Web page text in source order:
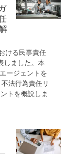
ける民事責任
しました。本
ージェントを
法行為責任リ
トを概説しま